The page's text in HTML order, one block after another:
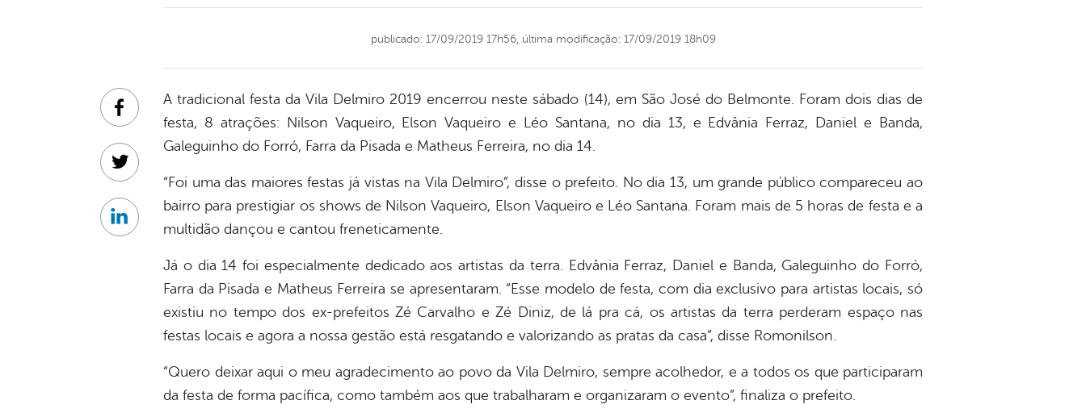
publicado: 17/09/2019 17h56, última modificação: 17/09/2019 18h09
A tradicional festa da Vila Delmiro 2019 encerrou neste sábado (14), em São José do Belmonte. Foram dois dias de
festa, 8 atrações: Nilson Vaqueiro, Elson Vaqueiro e Léo Santana, no dia 13, e Edvânia Ferraz, Daniel e Banda,
Galeguinho do Forró, Farra da Pisada e Matheus Ferreira, no dia 14.
“Foi uma das maiores festas já vistas na Vila Delmiro”, disse o prefeito. No dia 13, um grande público compareceu ao
bairro para prestigiar os shows de Nilson Vaqueiro, Elson Vaqueiro e Léo Santana. Foram mais de 5 horas de festa e a
multidão dançou e cantou freneticamente.
Já o dia 14 foi especialmente dedicado aos artistas da terra. Edvânia Ferraz, Daniel e Banda, Galeguinho do Forró,
Farra da Pisada e Matheus Ferreira se apresentaram. “Esse modelo de festa, com dia exclusivo para artistas locais, só
existiu no tempo dos ex-prefeitos Zé Carvalho e Zé Diniz, de lá pra cá, os artistas da terra perderam espaço nas
festas locais e agora a nossa gestão está resgatando e valorizando as pratas da casa”, disse Romonilson.
“Quero deixar aqui o meu agradecimento ao povo da Vila Delmiro, sempre acolhedor, e a todos os que participaram
da festa de forma pacífica, como também aos que trabalharam e organizaram o evento”, finaliza o prefeito.
Facebook
Twitter
Linkedin